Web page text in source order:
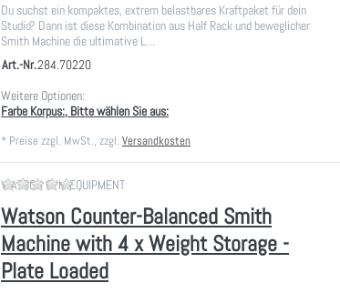
Du suchst ein kompaktes, extrem belastbares Kraftpaket für dein
Studio? Dann ist diese Kombination aus Half Rack und beweglicher
Smith Machine die ultimative L…
Art.-Nr.284.70220
Weitere Optionen:
Farbe Korpus:, Bitte wählen Sie aus:
* Preise zzgl. MwSt., zzgl. Versandkosten
WATSON GYM EQUIPMENTZu diesem Produkt liegen noch keine
Watson Counter-Balanced Smith
Machine with 4 x Weight Storage -
Plate Loaded